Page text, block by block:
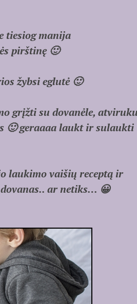
tiesiog manija
pirštinę 🙂
žybsi eglutė 🙂
grįžti su dovanėle, atviruku
🙂 geraaaa laukt ir sulaukti
laukimo vaišių receptą ir
ar netiks… 😀